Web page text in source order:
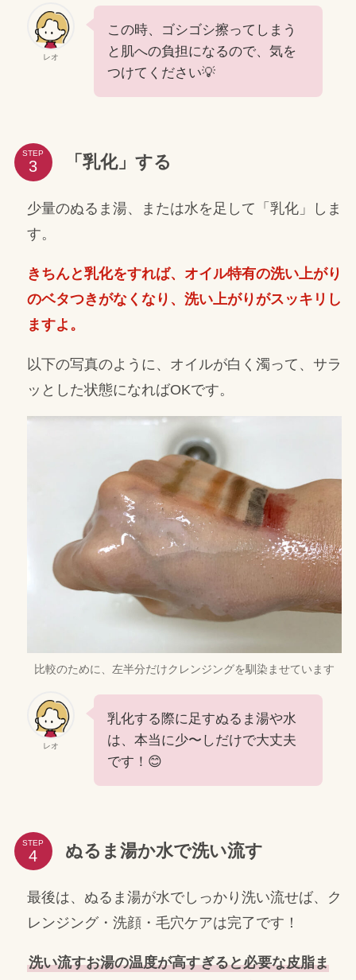
レオ
この時、ゴシゴシ擦ってしまう
と肌への負担になるので、気を
つけてください💡
STEP 「乳化」する
少量のぬるま湯、または水を足して「乳化」しま
す。
きちんと乳化をすれば、オイル特有の洗い上がり
のベタつきがなくなり、洗い上がりがスッキリし
ますよ。
以下の写真のように、オイルが白く濁って、サラ
ッとした状態になればOKです。
比較のために、左半分だけクレンジングを馴染ませています
レオ
乳化する際に足すぬるま湯や水
は、本当に少〜しだけで大丈夫
です！😊
STEP ぬるま湯か水で洗い流す
最後は、ぬるま湯が水でしっかり洗い流せば、ク
レンジング・洗顔・毛穴ケアは完了です！
洗い流すお湯の温度が高すぎると必要な皮脂ま